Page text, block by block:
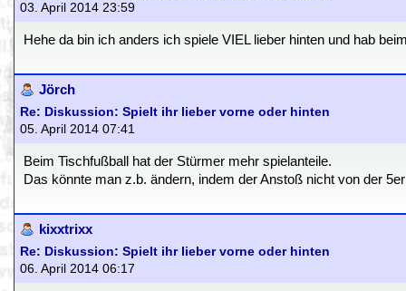
03. April 2014 23:59
Hehe da bin ich anders ich spiele VIEL lieber hinten und hab
Jörch
Re: Diskussion: Spielt ihr lieber vorne oder hinten
05. April 2014 07:41
Beim Tischfußball hat der Stürmer mehr spielanteile.
Das könnte man z.b. ändern, indem der Anstoß nicht von der
kixxtrixx
Re: Diskussion: Spielt ihr lieber vorne oder hinten
06. April 2014 06:17